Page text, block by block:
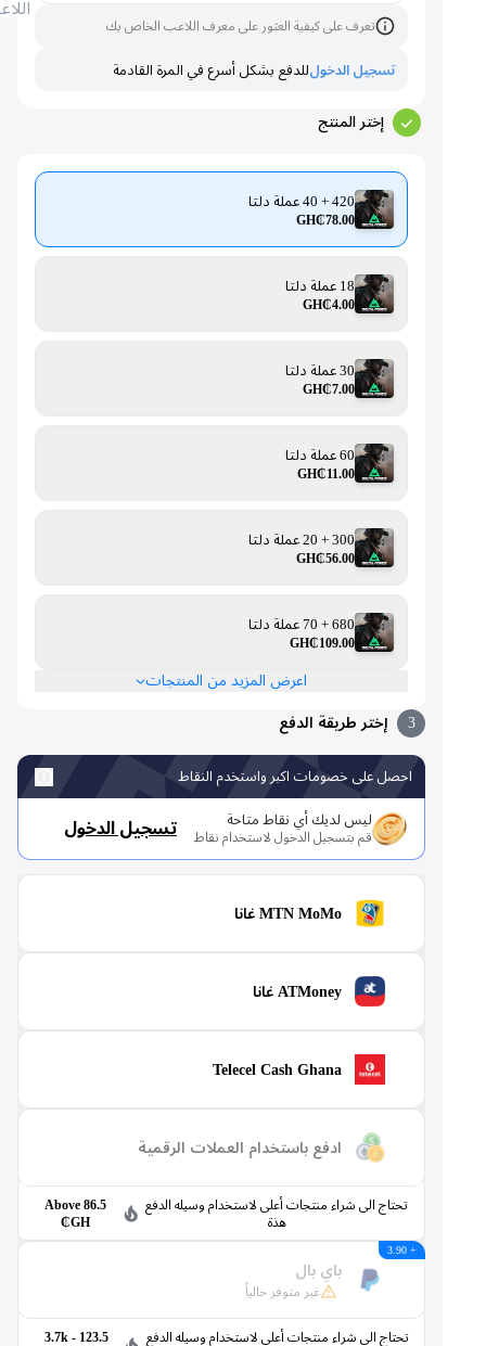
اللاعب
تعرف على كيفية العثور على معرف اللاعب الخاص بك
تسجيل الدخول للدفع بشكل أسرع في المرة القادمة
إختر المنتج
420 + 40 عملة دلتا
GH₵78.00
18 عملة دلتا
GH₵4.00
30 عملة دلتا
GH₵7.00
60 عملة دلتا
GH₵11.00
300 + 20 عملة دلتا
GH₵56.00
680 + 70 عملة دلتا
GH₵109.00
اعرض المزيد من المنتجات
إختر طريقة الدفع
احصل على خصومات اكبر واستخدم النقاط
ليس لديك أي نقاط متاحة
قم بتسجيل الدخول لاستخدام نقاط تسجيل الدخول
MTN MoMo غانا
ATMoney غانا
Telecel Cash Ghana
ادفع باستخدام العملات الرقمية
تحتاج الى شراء منتجات أعلى لاستخدام وسيله الدفع
Above 86.5
GH₵
باي بال
غير متوفر حالياً
تحتاج الى شراء منتجات أعلى لاستخدام وسيله الدفع
123.5 - 3.7k